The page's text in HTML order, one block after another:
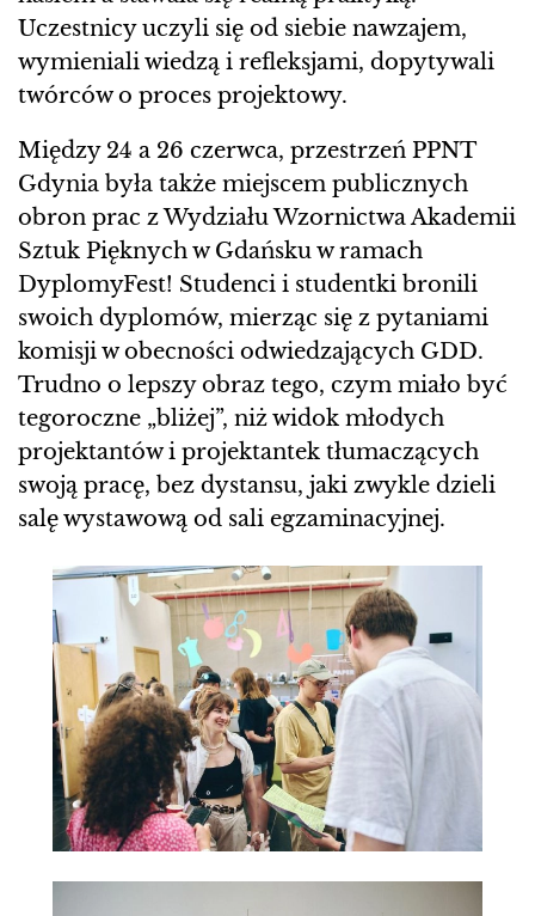
Uczestnicy uczyli się od siebie nawzajem,
wymieniali wiedzą i refleksjami, dopytywali
twórców o proces projektowy.
Między 24 a 26 czerwca, przestrzeń PPNT
Gdynia była także miejscem publicznych
obron prac z Wydziału Wzornictwa Akademii
Sztuk Pięknych w Gdańsku w ramach
DyplomyFest! Studenci i studentki bronili
swoich dyplomów, mierząc się z pytaniami
komisji w obecności odwiedzających GDD.
Trudno o lepszy obraz tego, czym miało być
tegoroczne „bliżej”, niż widok młodych
projektantów i projektantek tłumaczących
swoją pracę, bez dystansu, jaki zwykle dzieli
salę wystawową od sali egzaminacyjnej.